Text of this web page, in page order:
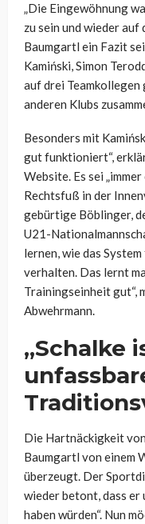
„Die Eingewöhnung
zu sein und wieder auf
Baumgartl ein Fazit
Kamiński, Simon
auf drei
anderen Klubs
Besonders mit
gut funktioniert“,
Website. Es sei
Rechtsfuß in der
gebürtige Böblinger,
U21-
lernen, wie das
verhalten. Das lernt
Trainingseinheit gut“,
Abwehrmann.
„Schalke
Die Hartnäckigkeit
Baumgartl von einem
überzeugt. Der
wieder betont, dass er
haben würden“. Nun